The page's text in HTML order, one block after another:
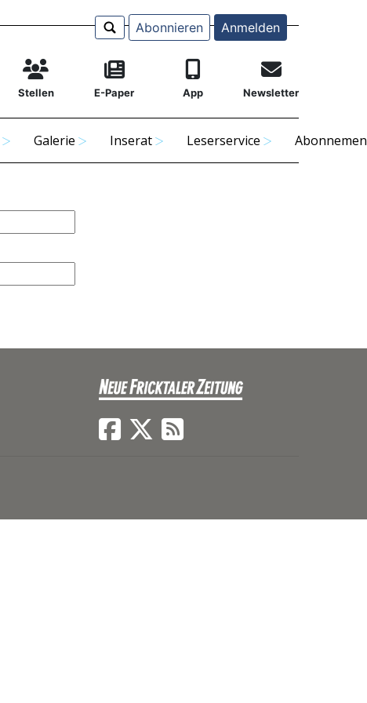
Abonnieren Anmelden
Stellen E-Paper App Newsletter
Galerie Inserat Leserservice